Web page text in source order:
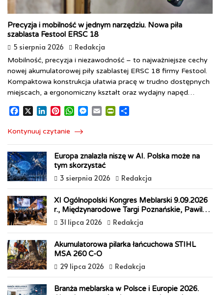
Precyzja i mobilność w jednym narzędziu. Nowa piła
szablasta Festool ERSC 18
5 sierpnia 2026 Redakcja
Mobilność, precyzja i niezawodność – to najważniejsze cechy
nowej akumulatorowej piły szablastej ERSC 18 firmy Festool.
Kompaktowa konstrukcja ułatwia pracę w trudno dostępnych
miejscach, a ergonomiczny kształt oraz wydajny napęd…
c
b
o
o
k
n
n
r
e
s
t
W
a
A
p
p
M
n
g
e
r
F
i
e
n
d
l
Kontynuuj czytanie
Europa znalazła niszę w AI. Polska może na
tym skorzystać
3 sierpnia 2026 Redakcja
XI Ogólnopolski Kongres Meblarski 9.09.2026
r., Międzynarodowe Targi Poznańskie, Pawilon
1031 lipca 2026 Redakcja
Akumulatorowa pilarka łańcuchowa STIHL
MSA 260 C-O
29 lipca 2026 Redakcja
Branża meblarska w Polsce i Europie 2026.